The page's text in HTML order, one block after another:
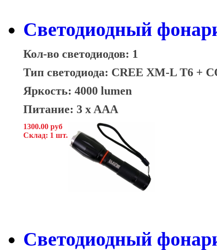
Светодиодный
Кол-во светодиодов: 1
Тип светодиода: CREE XM-L T6 +
Яркость: 4000 lumen
Питание: 3 x AAA
1300.00 руб
Склад: 1 шт.
Светодиодный